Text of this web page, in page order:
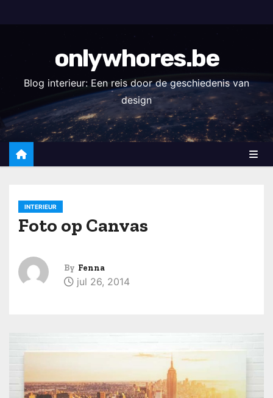
o
onlywhores.be
Blog interieur: Een reis door de geschiedenis van
design
INTERIEUR
Foto op Canvas
By Fenna
jul 26, 2014